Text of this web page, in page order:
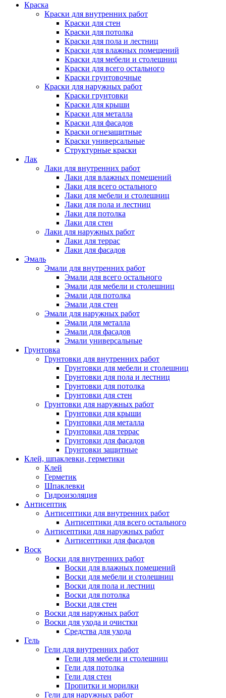
Краска
Краски для внутренних работ
Краски для стен
Краски для потолка
Краски для пола и лестниц
Краски для влажных помещений
Краски для мебели и столешниц
Краски для всего остального
Краски грунтовочные
Краски для наружных работ
Краски грунтовки
Краски для крыши
Краски для металла
Краски для фасадов
Краски огнезащитные
Краски универсальные
Структурные краски
Лак
Лаки для внутренних работ
Лаки для влажных помещений
Лаки для всего остального
Лаки для мебели и столешниц
Лаки для пола и лестниц
Лаки для потолка
Лаки для стен
Лаки для наружных работ
Лаки для террас
Лаки для фасадов
Эмаль
Эмали для внутренних работ
Эмали для всего остального
Эмали для мебели и столешниц
Эмали для потолка
Эмали для стен
Эмали для наружных работ
Эмали для металла
Эмали для фасадов
Эмали универсальные
Грунтовка
Грунтовки для внутренних работ
Грунтовки для мебели и столешниц
Грунтовки для пола и лестниц
Грунтовки для потолка
Грунтовки для стен
Грунтовки для наружных работ
Грунтовки для крыши
Грунтовки для металла
Грунтовки для террас
Грунтовки для фасадов
Грунтовки защитные
Клей, шпаклевки, герметики
Клей
Герметик
Шпаклевки
Гидроизоляция
Антисептик
Антисептики для внутренних работ
Антисептики для всего остального
Антисептики для наружных работ
Антисептики для фасадов
Воск
Воски для внутренних работ
Воски для влажных помещений
Воски для мебели и столешниц
Воски для пола и лестниц
Воски для потолка
Воски для стен
Воски для наружных работ
Воски для ухода и очистки
Средства для ухода
Гель
Гели для внутренних работ
Гели для мебели и столешниц
Гели для потолка
Гели для стен
Пропитки и морилки
Гели для наружных работ